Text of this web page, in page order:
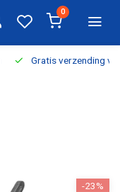
0
Gratis verzending
-23%